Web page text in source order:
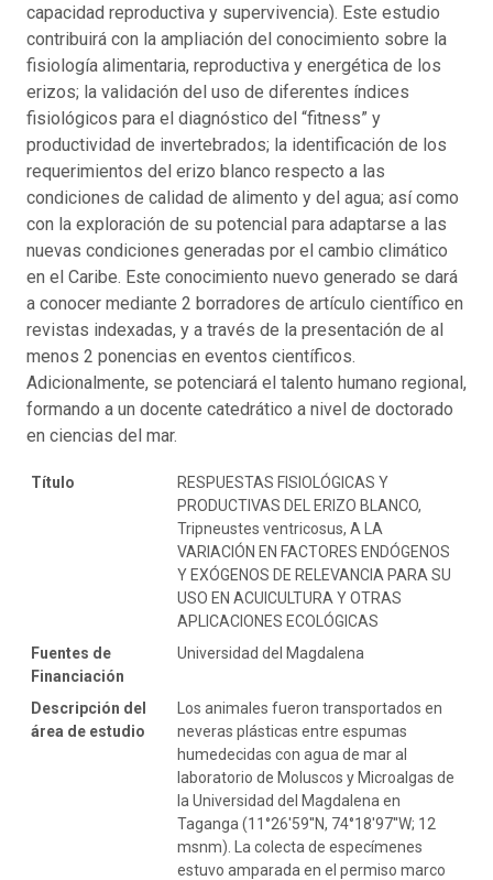
capacidad reproductiva y supervivencia). Este estudio
contribuirá con la ampliación del conocimiento sobre la
fisiología alimentaria, reproductiva y energética de los
erizos; la validación del uso de diferentes índices
fisiológicos para el diagnóstico del “fitness” y
productividad de invertebrados; la identificación de los
requerimientos del erizo blanco respecto a las
condiciones de calidad de alimento y del agua; así como
con la exploración de su potencial para adaptarse a las
nuevas condiciones generadas por el cambio climático
en el Caribe. Este conocimiento nuevo generado se dará
a conocer mediante 2 borradores de artículo científico en
revistas indexadas, y a través de la presentación de al
menos 2 ponencias en eventos científicos.
Adicionalmente, se potenciará el talento humano regional,
formando a un docente catedrático a nivel de doctorado
en ciencias del mar.
Título
RESPUESTAS FISIOLÓGICAS Y
PRODUCTIVAS DEL ERIZO BLANCO,
Tripneustes ventricosus, A LA
VARIACIÓN EN FACTORES ENDÓGENOS
Y EXÓGENOS DE RELEVANCIA PARA SU
USO EN ACUICULTURA Y OTRAS
APLICACIONES ECOLÓGICAS
Fuentes de
Financiación
Universidad del Magdalena
Descripción del
área de estudio
Los animales fueron transportados en
neveras plásticas entre espumas
humedecidas con agua de mar al
laboratorio de Moluscos y Microalgas de
la Universidad del Magdalena en
Taganga (11°26'59''N, 74°18'97''W; 12
msnm). La colecta de especímenes
estuvo amparada en el permiso marco